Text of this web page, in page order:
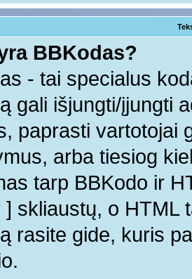
BBKodas?
- tai specialus
gali išjungti/įjungti
paprasti vartotojai
arba tiesiog
tarp BBKodo ir
] skliaustų, o HTML
rasite gide, kuris